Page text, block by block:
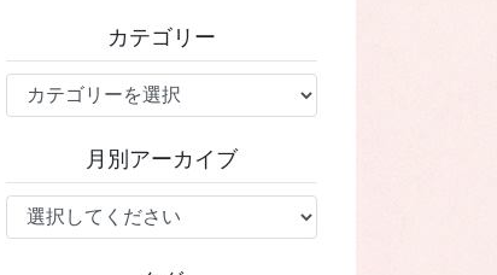
カテゴリー
テ
ー
月別アーカイブ